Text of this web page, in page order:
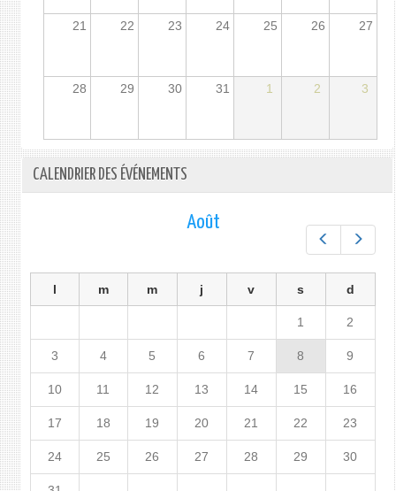
21 22 23 24 25 26 27
28 29 30 31 1 2 3
CALENDRIER DES ÉVÉNEMENTS
Préc.
Août
l m m j v s d
1 2
3 4 5 6 7 8 9
10 11 12 13 14 15 16
17 18 19 20 21 22 23
24 25 26 27 28 29 30